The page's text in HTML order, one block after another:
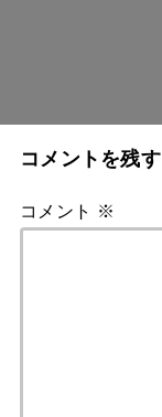
コメントを残す
コメント ※